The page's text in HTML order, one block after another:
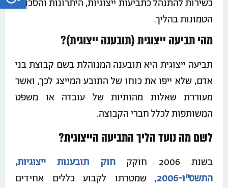
כשירות להתנהל כתביעות ייצוגיות, היתרונות והסכנות
הטמונות בהליך.
מהי תביעה ייצוגית (תובענה ייצוגית)?
תביעה ייצוגית היא תובענה המנוהלת בשם קבוצת בני
אדם, שלא ייפו את כוחו של התובע המייצג לכך, ואשר
מעוררת שאלות מהותיות של עובדה או משפט
המשותפות לכלל חברי הקבוצה.
לשם מה נועד הליך התביעה הייצוגית?
בשנת 2006 חוקק
חוק תובענות ייצוגיות,
התשס"ו-2006
, שמטרתו לקבוע כללים אחידים